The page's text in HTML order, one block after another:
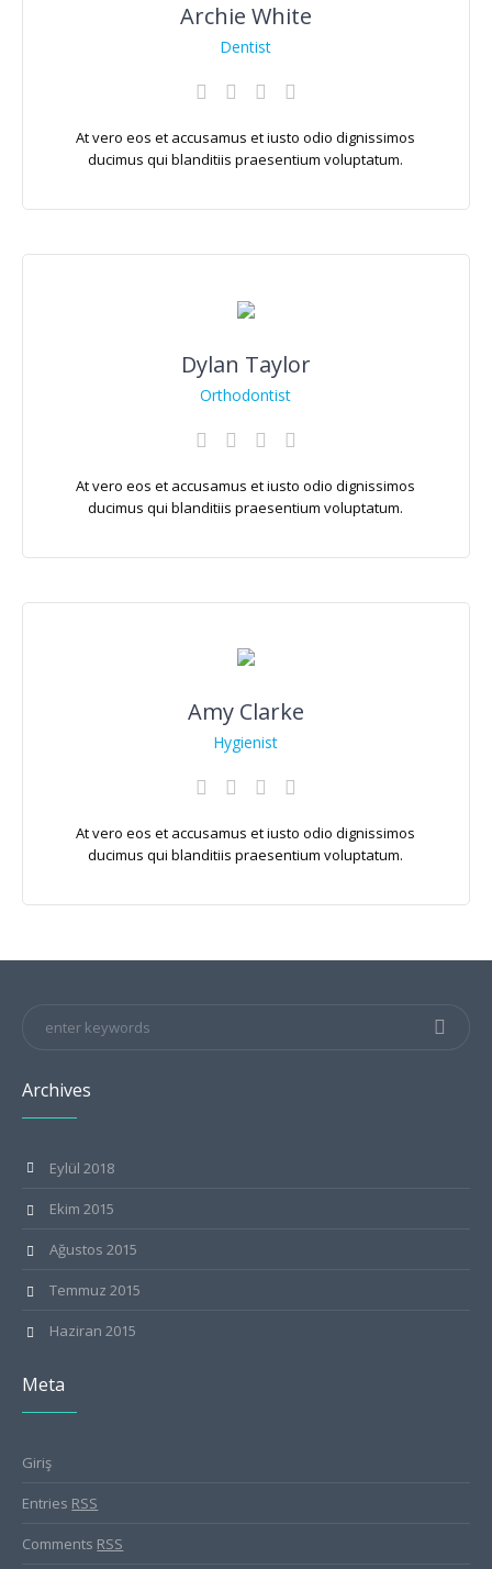
Archie White
Dentist
At vero eos et accusamus et iusto odio dignissimos
ducimus qui blanditiis praesentium voluptatum.
Dylan Taylor
Orthodontist
At vero eos et accusamus et iusto odio dignissimos
ducimus qui blanditiis praesentium voluptatum.
Amy Clarke
Hygienist
At vero eos et accusamus et iusto odio dignissimos
ducimus qui blanditiis praesentium voluptatum.
Archives
Eylül 2018
Ekim 2015
Ağustos 2015
Temmuz 2015
Haziran 2015
Meta
Giriş
Entries RSS
Comments RSS